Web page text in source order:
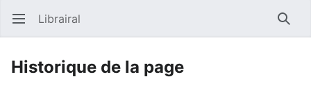
Ouvrir le menu principal Librairal
Historique de la page